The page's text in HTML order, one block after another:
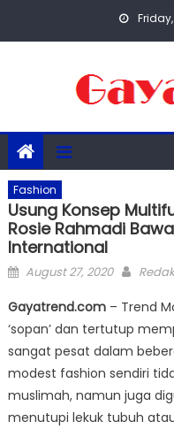
Fashion
Usung Konsep
Rosie Rahmadi
International
Posted
August 27, 2020
Gayatrend.com– Trend
‘sopan’ dan tertutup
sangat pesat dalam
modest fashion sendiri
muslimah, namun juga
menutupi lekuk tubuh